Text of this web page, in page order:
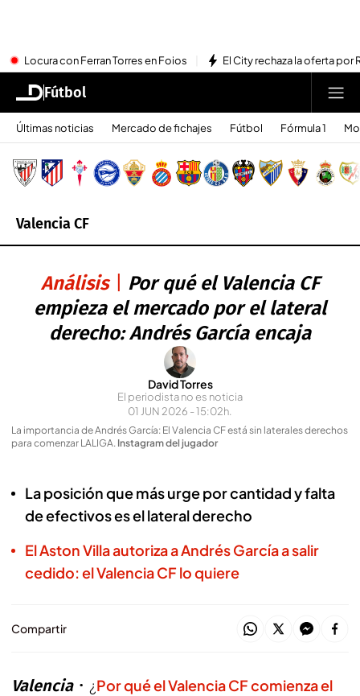
Locura con Ferran Torres en Foios El City rechaza la oferta por
Fútbol
Últimas noticias Mercado de fichajes Fútbol Fórmula 1
Valencia CF
Análisis
Por qué el Valencia CF
empieza el mercado por el lateral
derecho: Andrés García encaja
David Torres
El periodista no es noticia
01 JUN 2026 - 15:02h.
La importancia de Andrés García: El Valencia CF está sin laterales derechos
para comenzar LALIGA. Instagram del jugador
La posición que más urge por cantidad y falta
de efectivos es el lateral derecho
El Aston Villa autoriza a Andrés García a salir
cedido: el Valencia CF lo quiere
Compartir
Valencia ¿Por qué el Valencia CF comienza el